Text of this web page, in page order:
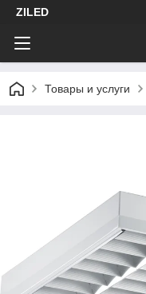
ZILED
Товары и услуги